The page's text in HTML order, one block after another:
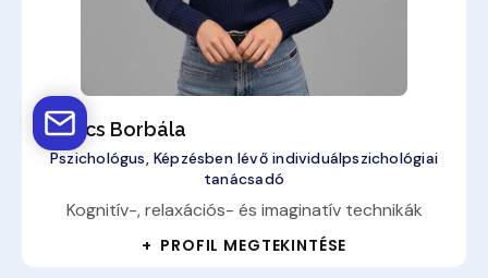
Kovács Borbála
Pszichológus, Képzésben lévő individuálpszichológiai
tanácsadó
Kognitív-, relaxációs- és imaginatív technikák
+ PROFIL MEGTEKINTÉSE